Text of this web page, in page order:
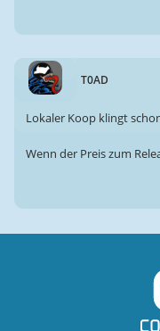
T0AD
Lokaler Koop klingt
Wenn der Preis zum